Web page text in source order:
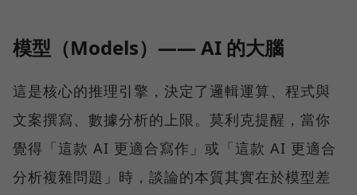
模型（Models）—— AI 的大腦
這是核心的推理引擎，決定了邏輯運算、程式與
文案撰寫、數據分析的上限。莫利克提醒，當你
覺得「這款 AI 更適合寫作」或「這款 AI 更適合
分析複雜問題」時，談論的本質其實在於模型差